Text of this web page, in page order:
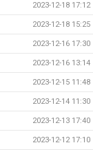
2023-12-18 17:12
2023-12-18 15:25
2023-12-16 17:30
2023-12-16 13:14
2023-12-15 11:48
2023-12-14 11:30
2023-12-13 17:40
2023-12-12 17:10